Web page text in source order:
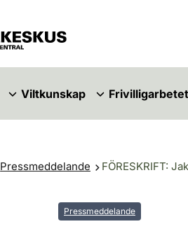
Viltkunskap Frivilligarbetet
Pressmeddelande FÖRESKRIFT:
Pressmeddelande